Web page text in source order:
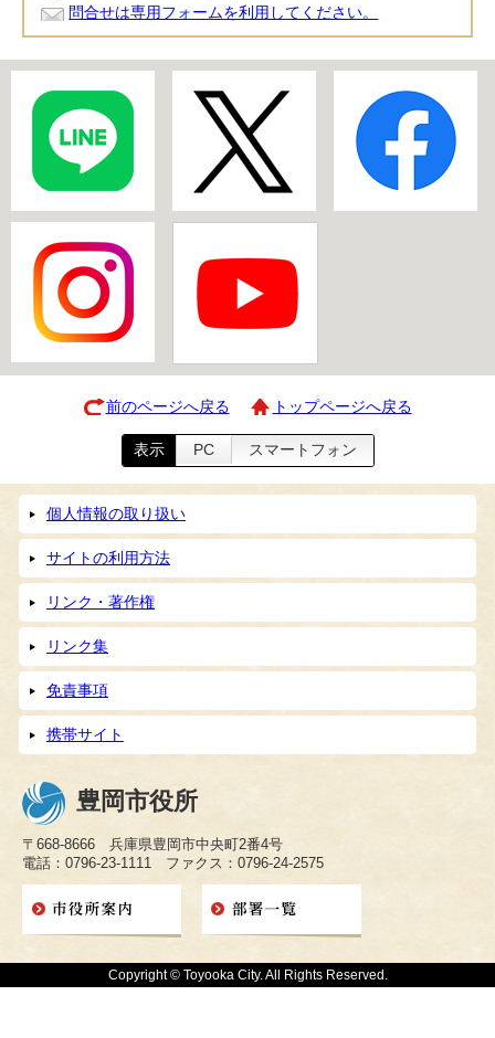
問合せは専用フォームを利用してください。
前のページへ戻る トップページへ戻る
表示 PC スマートフォン
個人情報の取り扱い
サイトの利用方法
リンク・著作権
リンク集
免責事項
携帯サイト
豊岡市役所
〒668-8666 兵庫県豊岡市中央町2番4号
電話：0796-23-1111 ファクス：0796-24-2575
Copyright © Toyooka City. All Rights Reserved.